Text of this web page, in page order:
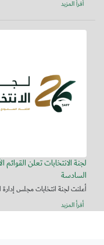
أقرأ المزيد
لجنة الانتخابات تعلن
السادسة
أعلنت لجنة انتخابات مجلس إدارة
أقرأ المزيد